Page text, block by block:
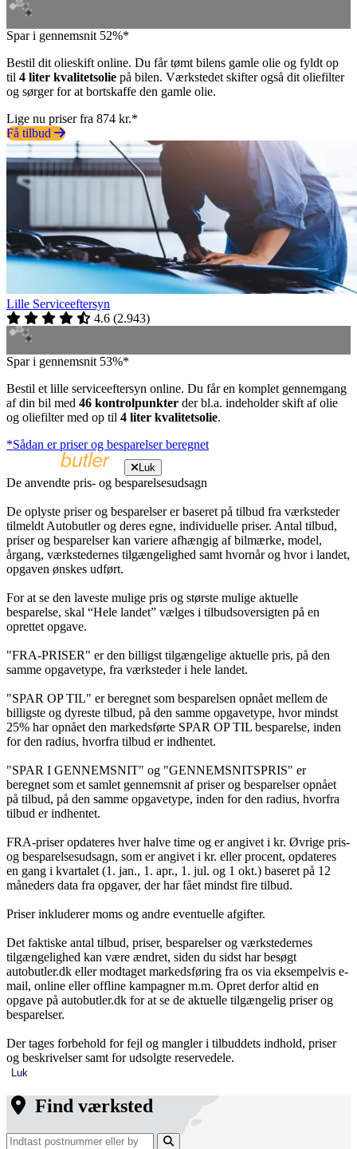
Spar i gennemsnit 52%*
Bestil dit olieskift online. Du får tømt bilens gamle olie og fyldt op
til 4 liter kvalitetsolie på bilen. Værkstedet skifter også dit oliefilter
og sørger for at bortskaffe den gamle olie.
Lige nu priser fra 874 kr.*
Få tilbud
Lille Serviceeftersyn
4.6 (2.943)
Spar i gennemsnit 53%*
Bestil et lille serviceeftersyn online. Du får en komplet gennemgang
af din bil med 46 kontrolpunkter der bl.a. indeholder skift af olie
og oliefilter med op til 4 liter kvalitetsolie.
*Sådan er priser og besparelser beregnet
Luk
De anvendte pris- og besparelsesudsagn
De oplyste priser og besparelser er baseret på tilbud fra værksteder
tilmeldt Autobutler og deres egne, individuelle priser. Antal tilbud,
priser og besparelser kan variere afhængig af bilmærke, model,
årgang, værkstedernes tilgængelighed samt hvornår og hvor i landet,
opgaven ønskes udført.
For at se den laveste mulige pris og største mulige aktuelle
besparelse, skal “Hele landet” vælges i tilbudsoversigten på en
oprettet opgave.
"FRA-PRISER" er den billigst tilgængelige aktuelle pris, på den
samme opgavetype, fra værksteder i hele landet.
"SPAR OP TIL" er beregnet som besparelsen opnået mellem de
billigste og dyreste tilbud, på den samme opgavetype, hvor mindst
25% har opnået den markedsførte SPAR OP TIL besparelse, inden
for den radius, hvorfra tilbud er indhentet.
"SPAR I GENNEMSNIT" og "GENNEMSNITSPRIS" er
beregnet som et samlet gennemsnit af priser og besparelser opnået
på tilbud, på den samme opgavetype, inden for den radius, hvorfra
tilbud er indhentet.
FRA-priser opdateres hver halve time og er angivet i kr. Øvrige pris-
og besparelsesudsagn, som er angivet i kr. eller procent, opdateres
en gang i kvartalet (1. jan., 1. apr., 1. jul. og 1 okt.) baseret på 12
måneders data fra opgaver, der har fået mindst fire tilbud.
Priser inkluderer moms og andre eventuelle afgifter.
Det faktiske antal tilbud, priser, besparelser og værkstedernes
tilgængelighed kan være ændret, siden du sidst har besøgt
autobutler.dk eller modtaget markedsføring fra os via eksempelvis e-
mail, online eller offline kampagner m.m. Opret derfor altid en
opgave på autobutler.dk for at se de aktuelle tilgængelig priser og
besparelser.
Der tages forbehold for fejl og mangler i tilbuddets indhold, priser
og beskrivelser samt for udsolgte reservedele.
Luk
Find værksted